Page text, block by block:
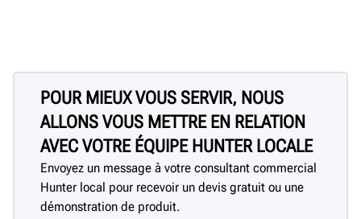
POUR MIEUX VOUS SERVIR, NOUS
ALLONS VOUS METTRE EN RELATION
AVEC VOTRE ÉQUIPE HUNTER LOCALE
Envoyez un message à votre consultant commercial
Hunter local pour recevoir un devis gratuit ou une
démonstration de produit.